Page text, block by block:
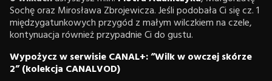
Sochę oraz Mirosława Zbrojewicza. Jeśli podobała Ci się cz. 1
międzygatunkowych przygód z małym wilczkiem na czele,
kontynuacja również przypadnie Ci do gustu.
Wypożycz w serwisie CANAL+: “Wilk w owczej skórze
2” (kolekcja CANALVOD)